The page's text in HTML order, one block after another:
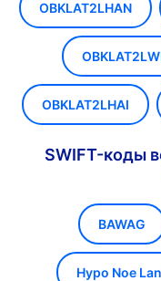
OBKLAT2LHAN
OBKLAT2LHAI
SWIFT-коды
BAWAG
Hypo Noe